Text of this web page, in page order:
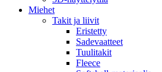
Miehet
Takit ja liivit
Eristetty
Sadevaatteet
Tuulitakit
Fleece